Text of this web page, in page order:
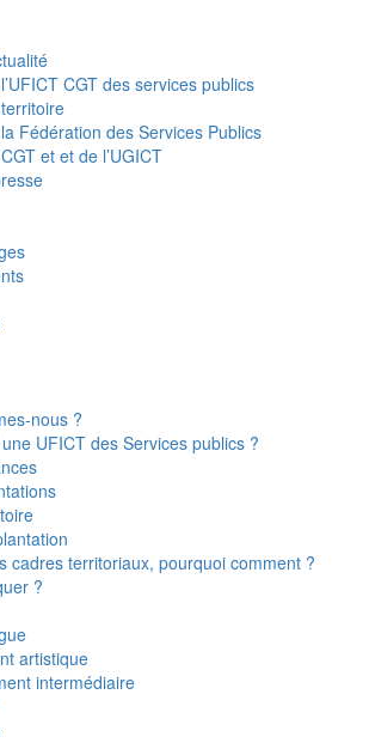
l’UFICT CGT des services publics
territoire
la Fédération des Services Publics
et et de l’UGICT
nous ?
UFICT des Services publics ?
cadres territoriaux, pourquoi comment ?
?
artistique
intermédiaire